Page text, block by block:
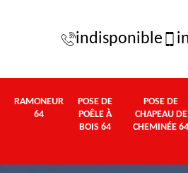
indisponible
RAMONEUR
64
POSE DE
POÊLE À
BOIS 64
POSE DE
CHAPEAU DE
CHEMINÉE 64